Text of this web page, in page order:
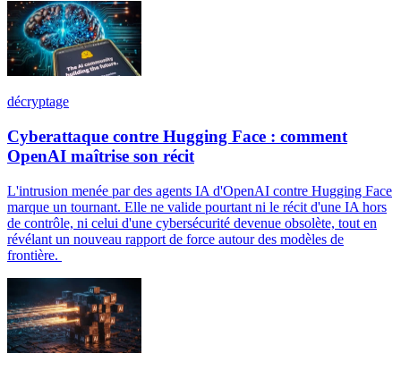
décryptage
Cyberattaque contre Hugging Face : comment
OpenAI maîtrise son récit
L'intrusion menée par des agents IA d'OpenAI contre Hugging Face
marque un tournant. Elle ne valide pourtant ni le récit d'une IA hors
de contrôle, ni celui d'une cybersécurité devenue obsolète, tout en
révélant un nouveau rapport de force autour des modèles de
frontière.